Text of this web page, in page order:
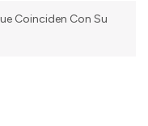
Coinciden Con Su